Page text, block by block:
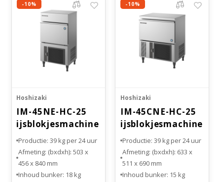
-10%
Hoshizaki
IM-45NE-HC-25
ijsblokjesmachine
Productie: 39 kg per 24 uur
Afmeting: (bxdxh): 503 x
456 x 840 mm
Inhoud bunker: 18 kg
-10%
Hoshizaki
IM-45CNE-HC-25
ijsblokjesmachine
Productie: 39 kg per 24 uur
Afmeting: (bxdxh): 633 x
511 x 690 mm
Inhoud bunker: 15 kg